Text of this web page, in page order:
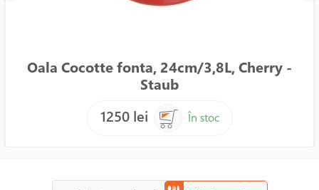
Oala Cocotte fonta, 24cm/3,8L, Cherry -
Staub
1250 lei
În stoc